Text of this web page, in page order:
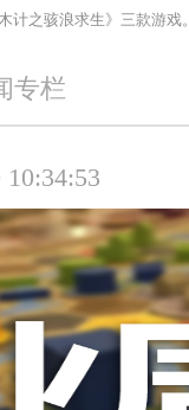
计之骇浪求生》三款游戏
专栏
10:34:53